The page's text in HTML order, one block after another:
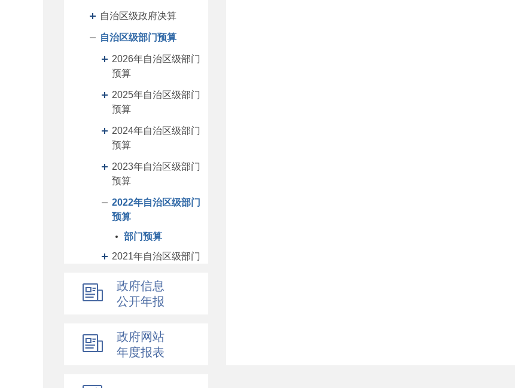
自治区级政府决算
自治区级部门预算
2026年自治区级部门
预算
2025年自治区级部门
预算
2024年自治区级部门
预算
2023年自治区级部门
预算
2022年自治区级部门
预算
部门预算
2021年自治区级部门
2020年自治区级部门
预算
预算
政府信息
公开年报
政府网站
年度报表